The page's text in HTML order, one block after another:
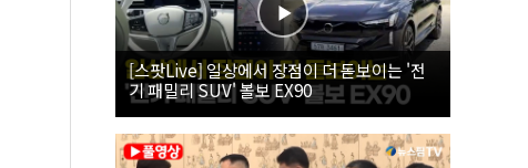
[스팟Live] 일상에서 장점이 더 돋보이는 '전
기 패밀리 SUV' 볼보 EX90